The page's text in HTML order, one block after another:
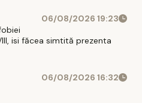
06/08/2026 19:23
isi făcea simtită prezenta
06/08/2026 16:32